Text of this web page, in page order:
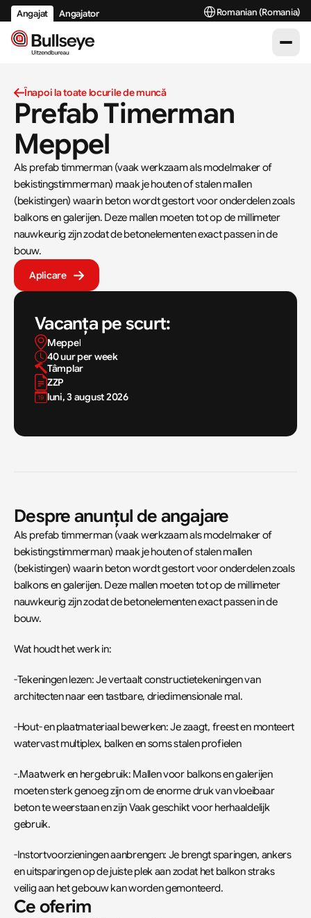
Înapoi la toate locurile de muncă
Prefab Timerman
Meppel
Als prefab timmerman (vaak werkzaam als modelmaker of
bekistingstimmerman) maak je houten of stalen mallen
(bekistingen) waarin beton wordt gestort voor onderdelen zoals
balkons en galerijen. Deze mallen moeten tot op de millimeter
nauwkeurig zijn zodat de betonelementen exact passen in de
bouw.
Aplicare
Vacanța pe scurt:
Meppel
40 uur per week
Tâmplar
ZZP
luni, 3 august 2026
Despre anunțul de angajare
Als prefab timmerman (vaak werkzaam als modelmaker of
bekistingstimmerman) maak je houten of stalen mallen
(bekistingen) waarin beton wordt gestort voor onderdelen zoals
balkons en galerijen. Deze mallen moeten tot op de millimeter
nauwkeurig zijn zodat de betonelementen exact passen in de
bouw.
Wat houdt het werk in:
-Tekeningen lezen: Je vertaalt constructietekeningen van
architecten naar een tastbare, driedimensionale mal.
-Hout- en plaatmateriaal bewerken: Je zaagt, freest en monteert
watervast multiplex, balken en soms stalen profielen
-.Maatwerk en hergebruik: Mallen voor balkons en galerijen
moeten sterk genoeg zijn om de enorme druk van vloeibaar
beton te weerstaan en zijn Vaak geschikt voor herhaaldelijk
gebruik.
-Instortvoorzieningen aanbrengen: Je brengt sparingen, ankers
en uitsparingen op de juiste plek aan zodat het balkon straks
veilig aan het gebouw kan worden gemonteerd.
Ce oferim
Angajat Angajator Select Language
Romanian (Romania)